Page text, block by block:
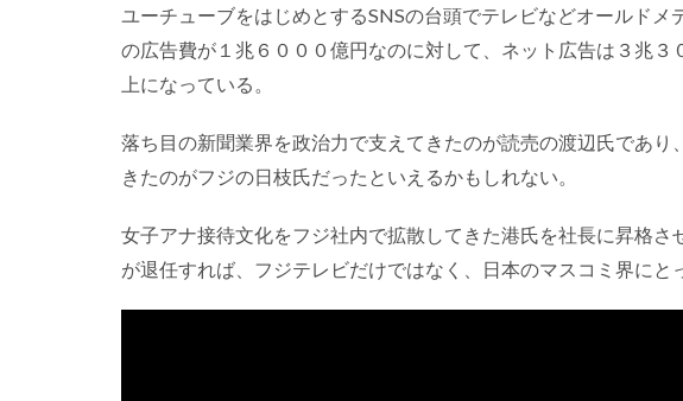
ユーチューブをはじめとするSNSの台頭でテレビなどオールド
の広告費が１兆６０００億円なのに対して、ネット広告は３兆３
上になっている。
落ち目の新聞業界を政治力で支えてきたのが読売の渡辺氏であり
きたのがフジの日枝氏だったといえるかもしれない。
女子アナ接待文化をフジ社内で拡散してきた港氏を社長に昇格
が退任すれば、フジテレビだけではなく、日本のマスコミ界にと